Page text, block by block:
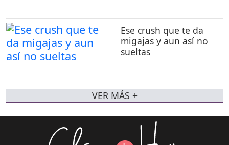
Ese crush que te da
migajas y aun así no
sueltas
VER MÁS +